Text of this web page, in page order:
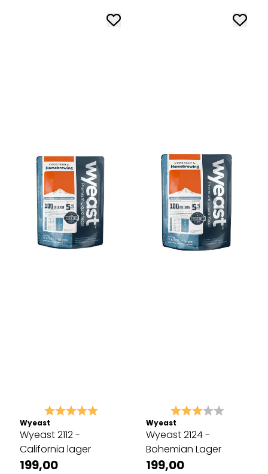
Karakter: 5.0 av 5 mulige
Wyeast
Wyeast 2112 -
California lager
199,00
Karakter: 3.0 av 5
Wyeast
Wyeast 2124 -
Bohemian Lager
199,00